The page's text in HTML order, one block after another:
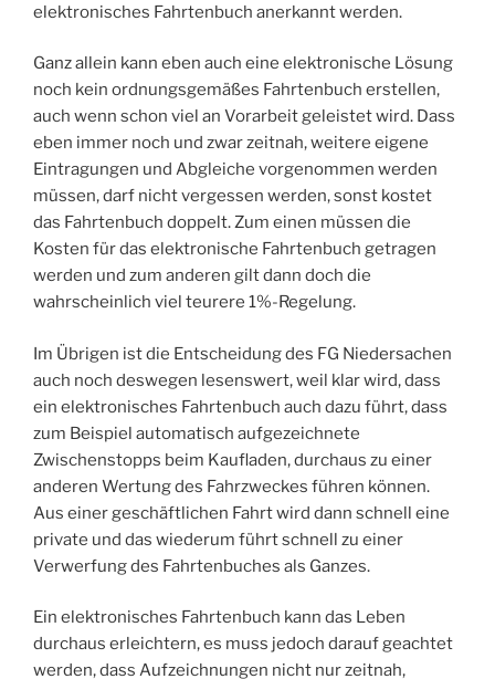
elektronisches Fahrtenbuch anerkannt werden.
Ganz allein kann eben auch eine elektronische Lösung
noch kein ordnungsgemäßes Fahrtenbuch erstellen,
auch wenn schon viel an Vorarbeit geleistet wird. Dass
eben immer noch und zwar zeitnah, weitere eigene
Eintragungen und Abgleiche vorgenommen werden
müssen, darf nicht vergessen werden, sonst kostet
das Fahrtenbuch doppelt. Zum einen müssen die
Kosten für das elektronische Fahrtenbuch getragen
werden und zum anderen gilt dann doch die
wahrscheinlich viel teurere 1%-Regelung.
Im Übrigen ist die Entscheidung des FG Niedersachen
auch noch deswegen lesenswert, weil klar wird, dass
ein elektronisches Fahrtenbuch auch dazu führt, dass
zum Beispiel automatisch aufgezeichnete
Zwischenstopps beim Kaufladen, durchaus zu einer
anderen Wertung des Fahrzweckes führen können.
Aus einer geschäftlichen Fahrt wird dann schnell eine
private und das wiederum führt schnell zu einer
Verwerfung des Fahrtenbuches als Ganzes.
Ein elektronisches Fahrtenbuch kann das Leben
durchaus erleichtern, es muss jedoch darauf geachtet
werden, dass Aufzeichnungen nicht nur zeitnah,